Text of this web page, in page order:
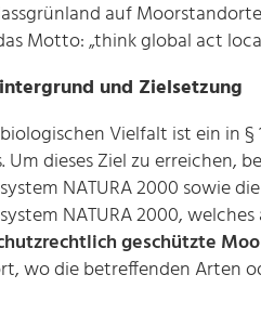
auf
Motto: „think global act
und Zielsetzung
Vielfalt ist ein in
Um dieses Ziel zu erreichen,
NATURA 2000 sowie
NATURA 2000,
geschützte
wo die betreffenden Arten